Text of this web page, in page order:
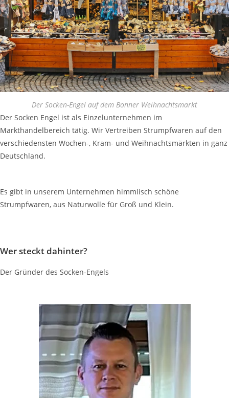
Der Socken-Engel auf dem Bonner Weihnachtsmarkt
Der Socken Engel ist als Einzelunternehmen im
Markthandelbereich tätig. Wir Vertreiben Strumpfwaren auf den
verschiedensten Wochen-, Kram- und Weihnachtsmärkten in ganz
Deutschland.
Es gibt in unserem Unternehmen himmlisch schöne
Strumpfwaren, aus Naturwolle für Groß und Klein.
Wer steckt dahinter?
Der Gründer des Socken-Engels